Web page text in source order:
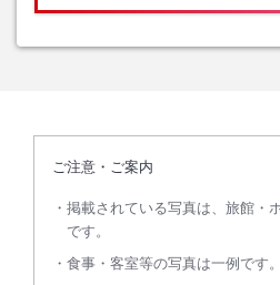
ご注意・ご案内
掲載されている写真は、旅館・
です。
食事・客室等の写真は一例です。